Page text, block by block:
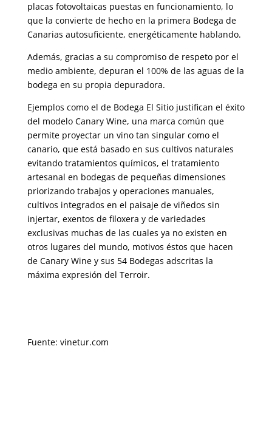
placas fotovoltaicas puestas en funcionamiento, lo
que la convierte de hecho en la primera Bodega de
Canarias autosuficiente, energéticamente hablando.
Además, gracias a su compromiso de respeto por el
medio ambiente, depuran el 100% de las aguas de la
bodega en su propia depuradora.
Ejemplos como el de Bodega El Sitio justifican el éxito
del modelo Canary Wine, una marca común que
permite proyectar un vino tan singular como el
canario, que está basado en sus cultivos naturales
evitando tratamientos químicos, el tratamiento
artesanal en bodegas de pequeñas dimensiones
priorizando trabajos y operaciones manuales,
cultivos integrados en el paisaje de viñedos sin
injertar, exentos de filoxera y de variedades
exclusivas muchas de las cuales ya no existen en
otros lugares del mundo, motivos éstos que hacen
de Canary Wine y sus 54 Bodegas adscritas la
máxima expresión del Terroir.
Fuente: vinetur.com